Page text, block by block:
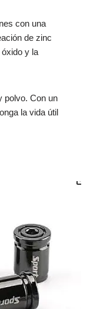
con una
de zinc
y la
polvo. Con un
la vida útil